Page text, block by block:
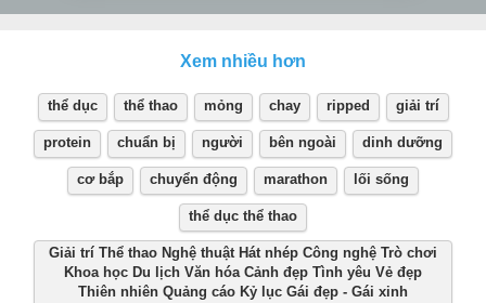
Xem nhiều hơn
thể dục thể thao mỏng chay ripped giải trí
protein chuẩn bị người bên ngoài dinh dưỡng
cơ bắp chuyển động marathon lối sống
thể dục thể thao
Giải trí Thể thao Nghệ thuật Hát nhép Công nghệ Trò chơi
Khoa học Du lịch Văn hóa Cảnh đẹp Tình yêu Vẻ đẹp
Thiên nhiên Quảng cáo Kỷ lục Gái đẹp - Gái xinh